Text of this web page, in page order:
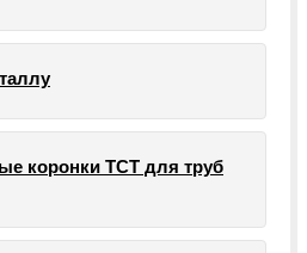
коронки ТСТ для труб